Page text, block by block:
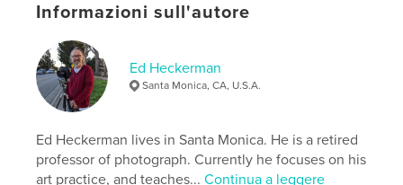
photography , Venice , walking
Informazioni sull'autore
Ed Heckerman
Santa Monica, CA, U.S.A.
Ed Heckerman lives in Santa Monica. He is a retired
professor of photograph. Currently he focuses on his
art practice, and teaches...Continua a leggere